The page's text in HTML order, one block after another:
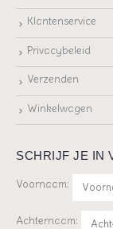
Klantenservice
Privacybeleid
Verzenden
Winkelwagen
SCHRIJF JE IN
Voornaam:
Achternaam: